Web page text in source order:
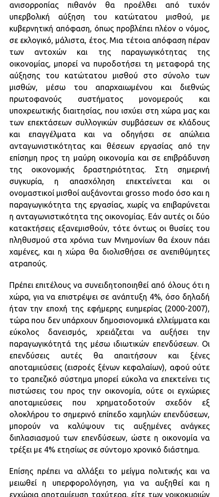
ανισορροπίας πιθανόν θα προέλθει από τυχόν
υπερβολική αύξηση του κατώτατου μισθού, με
κυβερνητική απόφαση, όπως προβλέπει πλέον ο νόμος,
σε εκλογικό, μάλιστα, έτος. Μια τέτοια απόφαση πέραν
των αντοχών και της παραγωγικότητας της
οικονομίας, μπορεί να πυροδοτήσει τη μεταφορά της
αύξησης του κατώτατου μισθού στο σύνολο των
μισθών, μέσω του απαρχαιωμένου και διεθνώς
πρωτοφανούς συστήματος μονομερούς και
υποχρεωτικής διαιτησίας, που ισχύει στη χώρα μας και
των επεκτάσεων συλλογικών συμβάσεων σε κλάδους
και επαγγέλματα και να οδηγήσει σε απώλεια
ανταγωνιστικότητας και θέσεων εργασίας από την
επίσημη προς τη μαύρη οικονομία και σε επιβράδυνση
της οικονομικής δραστηριότητας. Στη σημερινή
συγκυρία, η απασχόληση επεκτείνεται και οι
ονομαστικοί μισθοί αυξάνονται grosso modo όσο και η
παραγωγικότητα της εργασίας, χωρίς να επιβαρύνεται
η ανταγωνιστικότητα της οικονομίας. Εάν αυτές οι δύο
κατακτήσεις εξανεμισθούν, τότε όντως οι θυσίες του
πληθυσμού στα χρόνια των Μνημονίων θα έχουν πάει
χαμένες, και η χώρα θα διολισθήσει σε ανεπιθύμητες
ατραπούς.
Πρέπει επιτέλους να συνειδητοποιηθεί από όλους ότι η
χώρα, για να επιστρέψει σε ανάπτυξη 4%, όσο δηλαδή
ήταν την εποχή της εφήμερης ευημερίας (2000-2007),
τώρα που δεν υπάρχουν δημοσιονομικά ελλείμματα και
εύκολος δανεισμός, χρειάζεται να αυξήσει την
παραγωγικότητά της μέσω ιδιωτικών επενδύσεων. Οι
επενδύσεις αυτές θα απαιτήσουν και ξένες
αποταμιεύσεις (εισροές ξένων κεφαλαίων), αφού ούτε
το τραπεζικό σύστημα μπορεί εύκολα να επεκτείνει τις
πιστώσεις του προς την οικονομία, ούτε οι εγχώριες
αποταμιεύσεις που χρηματοδοτούν σχεδόν εξ
ολοκλήρου το σημερινό επίπεδο χαμηλών επενδύσεων,
μπορούν να καλύψουν τις αυξημένες ανάγκες
διπλασιασμού των επενδύσεων, ώστε η οικονομία να
τρέξει με 4% ετησίως σε σύντομο χρονικό διάστημα.
Επίσης πρέπει να αλλάξει το μείγμα πολιτικής και να
μειωθεί η υπερφορολόγηση, για να αυξηθεί και η
εγχώρια αποταμίευση ταχύτερα, είτε των νοικοκυριών